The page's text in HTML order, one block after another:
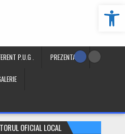
P.U.G . PREZENTARE
OFICIAL LOCAL